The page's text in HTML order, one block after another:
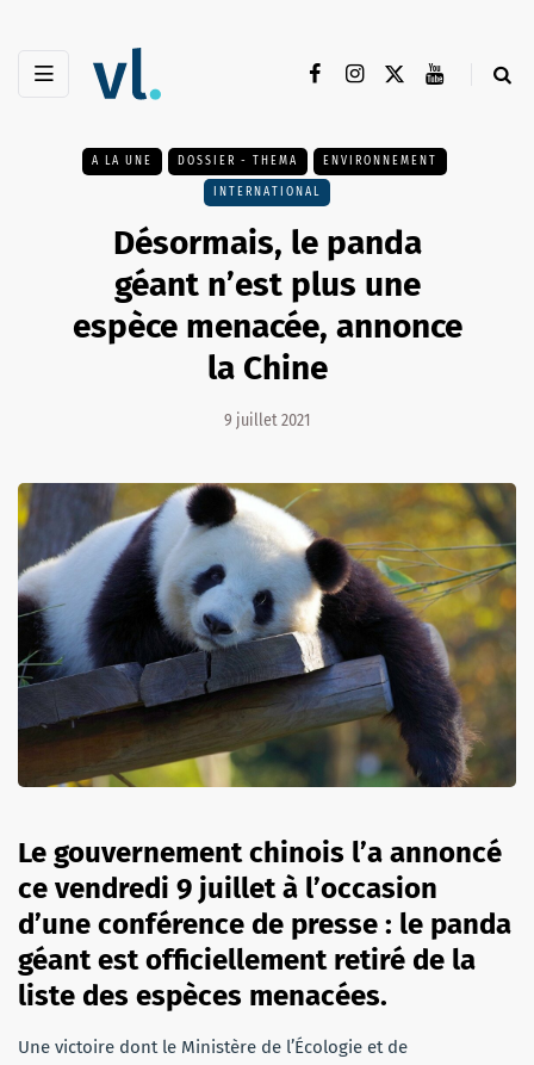
A LA UNE DOSSIER - THEMA ENVIRONNEMENT
INTERNATIONAL
Désormais, le panda
géant n’est plus une
espèce menacée, annonce
la Chine
9 juillet 2021
Le gouvernement chinois l’a annoncé
ce vendredi 9 juillet à l’occasion
d’une conférence de presse : le panda
géant est officiellement retiré de la
liste des espèces menacées.
Une victoire dont le Ministère de l’Écologie et de